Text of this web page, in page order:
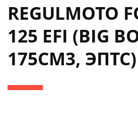
REGULMOTO
125 EFI (BIG
175CM3, ЭПТС)